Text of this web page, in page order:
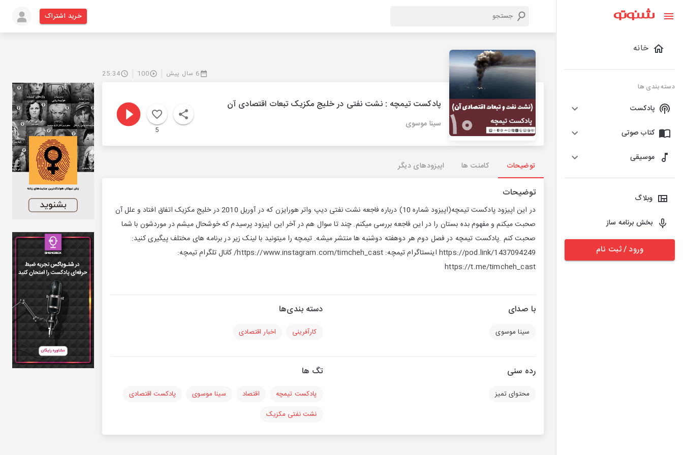
خانه
دسته بندی ها
پادکست
کتاب صوتی
موسیقی
وبلاگ
بخش برنامه ساز
ورود / ثبت نام
خرید اشتراک
6 سال پیش 100
25:34
پادکست تیمچه : نشت نفتی در خلیج مکزیک تبعات اقتصادی آن
سینا موسوی
5
توضیحات کامنت ها اپیزودهای دیگر
توضیحات
در این اپیزود پادکست تیمچه(اپیزود شماره 10) درباره فاجعه نشت نفتی دیپ واتر هورایزن که در آوریل 2010 در خلیج مکزیک اتفاق افتاد و علل آن
صحبت میکنم و مفهوم بده بستان را در این فاجعه بررسی میکنم. چند تا سوال هم در آخر این اپیزود پرسیدم که خوشحال میشم در موردشون با شما
صحبت کنم .پادکست تیمچه در فصل دوم هر دوهفته دوشنبه ها منتشر میشه. تیمچه را میتونید با لینک زیر در برنامه های مختلف پیگیری کنید:
https://pod.link/1437094249 اینستاگرام تیمچه: https://www.instagram.com/timcheh_cast/ کانال تلگرام تیمچه:
https://t.me/timcheh_cast
با صدای
سینا موسوی
دسته بندی‌ها
کارآفرینی اخبار اقتصادی
رده سنی
محتوای تمیز
تگ ها
پادکست تیمچه اقتصاد سینا موسوی
پادکست اقتصادی
نشت نفتی مکزیک